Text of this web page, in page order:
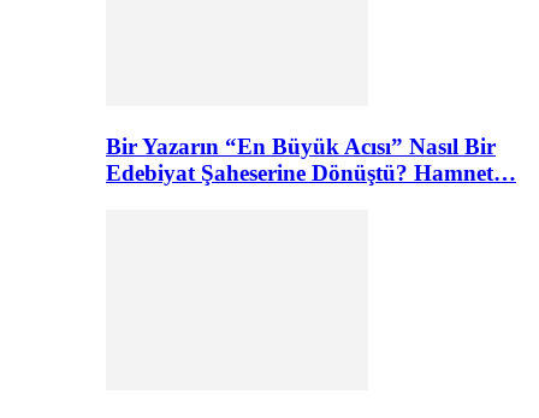
Bir Yazarın “En Büyük Acısı” Nasıl Bir
Edebiyat Şaheserine Dönüştü? Hamnet…